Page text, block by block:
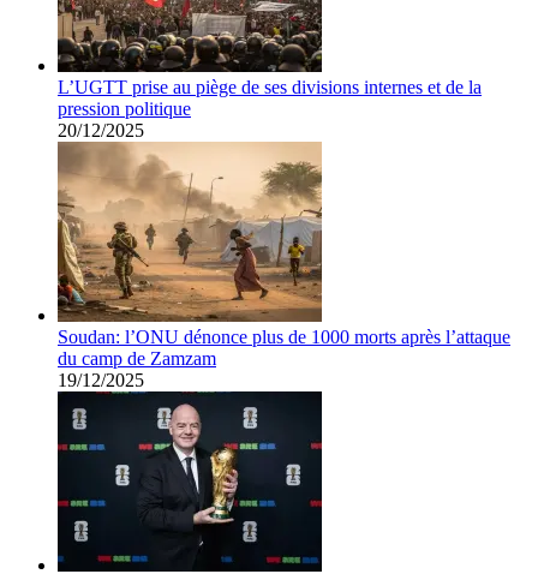
L’UGTT prise au piège de ses divisions internes et de la
pression politique
20/12/2025
Soudan: l’ONU dénonce plus de 1000 morts après l’attaque
du camp de Zamzam
19/12/2025